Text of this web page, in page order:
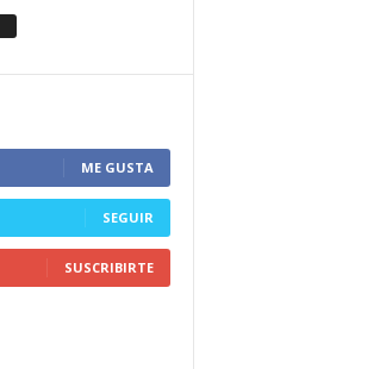
ME GUSTA
SEGUIR
SUSCRIBIRTE